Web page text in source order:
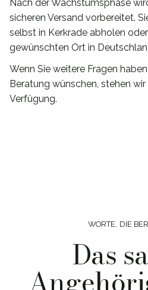
Nach der Wachstumsphase
sicheren Versand vorbereitet.
selbst in Kerkrade abholen
gewünschten Ort in
Wenn Sie weitere Fragen
Beratung wünschen, stehen
Verfügung.
WORTE, DIE
Das